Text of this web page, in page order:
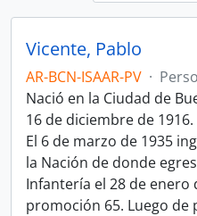
Vicente, Pablo
AR-BCN-ISAAR-PV ·
Nació en la Ciudad de
16 de diciembre de 1916.
El 6 de marzo de 1935
la Nación de donde
Infantería el 28 de enero
promoción 65. Luego de